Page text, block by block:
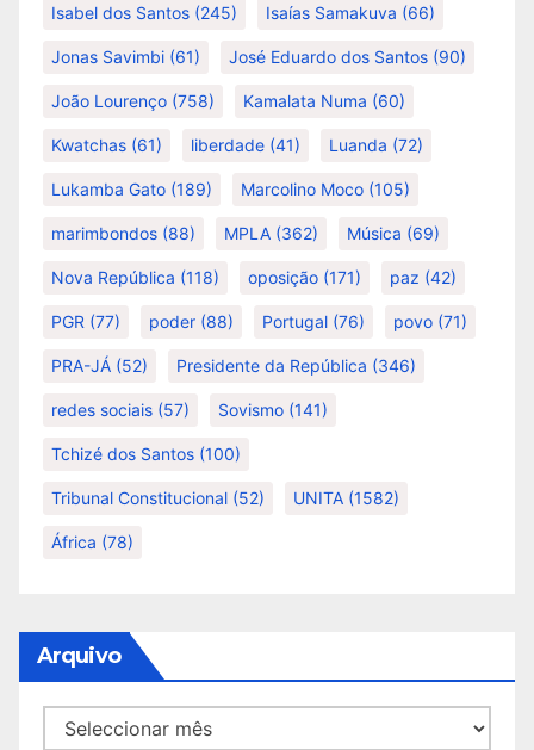
Isabel dos Santos (245) Isaías Samakuva (66)
Jonas Savimbi (61) José Eduardo dos Santos (90)
João Lourenço (758) Kamalata Numa (60)
Kwatchas (61) liberdade (41) Luanda (72)
Lukamba Gato (189) Marcolino Moco (105)
marimbondos (88) MPLA (362) Música (69)
Nova República (118) oposição (171) paz (42)
PGR (77) poder (88) Portugal (76) povo (71)
PRA-JÁ (52) Presidente da República (346)
redes sociais (57) Sovismo (141)
Tchizé dos Santos (100)
Tribunal Constitucional (52) UNITA (1582)
África (78)
Arquivo
Arquivo